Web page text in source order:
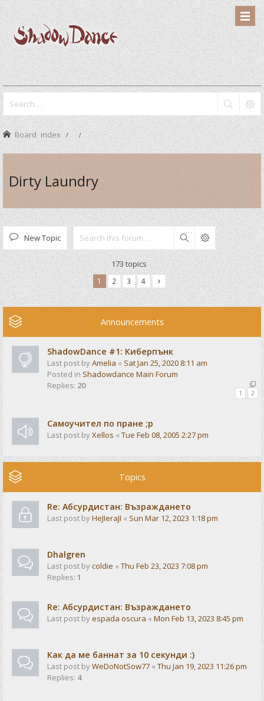
Board index
Dirty Laundry
New Topic Search
173 topics
1 2 3 4
Announcements
ShadowDance #1: Киберпънк
Last post byAmelia « Sat Jan 25, 2020 8:11 am
Posted in Shadowdance Main Forum
Replies: 20
1 2
Самоучител по пране ;р
Last post byXellos « Tue Feb 08, 2005 2:27 pm
Topics
Re: Абсурдистан: Възраждането
Last post byHeJIeraJI « Sun Mar 12, 2023 1:18 pm
Dhalgren
Last post bycoldie « Thu Feb 23, 2023 7:08 pm
Replies: 1
Re: Абсурдистан: Възраждането
Last post byespada oscura « Mon Feb 13, 2023 8:45 pm
Как да ме баннат за 10 секунди :)
Last post byWeDoNotSow77 « Thu Jan 19, 2023 11:26 pm
Replies: 4